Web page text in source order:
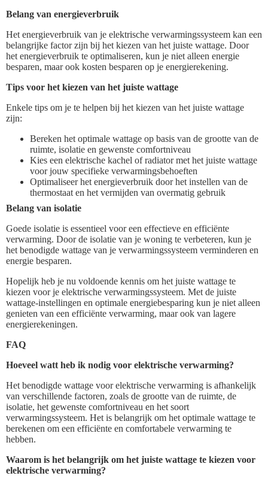
Belang van energieverbruik
Het energieverbruik van je elektrische verwarmingssysteem kan een
belangrijke factor zijn bij het kiezen van het juiste wattage. Door
het energieverbruik te optimaliseren, kun je niet alleen energie
besparen, maar ook kosten besparen op je energierekening.
Tips voor het kiezen van het juiste wattage
Enkele tips om je te helpen bij het kiezen van het juiste wattage
zijn:
Bereken het optimale wattage op basis van de grootte van de
ruimte, isolatie en gewenste comfortniveau
Kies een elektrische kachel of radiator met het juiste wattage
voor jouw specifieke verwarmingsbehoeften
Optimaliseer het energieverbruik door het instellen van de
thermostaat en het vermijden van overmatig gebruik
Belang van isolatie
Goede isolatie is essentieel voor een effectieve en efficiënte
verwarming. Door de isolatie van je woning te verbeteren, kun je
het benodigde wattage van je verwarmingssysteem verminderen en
energie besparen.
Hopelijk heb je nu voldoende kennis om het juiste wattage te
kiezen voor je elektrische verwarmingssysteem. Met de juiste
wattage-instellingen en optimale energiebesparing kun je niet alleen
genieten van een efficiënte verwarming, maar ook van lagere
energierekeningen.
FAQ
Hoeveel watt heb ik nodig voor elektrische verwarming?
Het benodigde wattage voor elektrische verwarming is afhankelijk
van verschillende factoren, zoals de grootte van de ruimte, de
isolatie, het gewenste comfortniveau en het soort
verwarmingssysteem. Het is belangrijk om het optimale wattage te
berekenen om een efficiënte en comfortabele verwarming te
hebben.
Waarom is het belangrijk om het juiste wattage te kiezen voor
elektrische verwarming?